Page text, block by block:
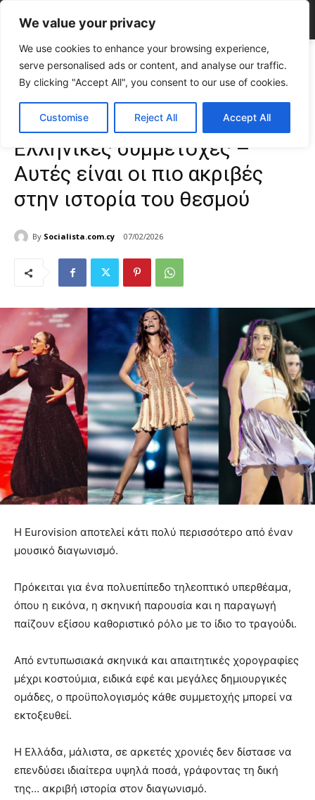
We value your privacy
We use cookies to enhance your browsing experience,
serve personalised ads or content, and analyse our traffic.
By clicking "Accept All", you consent to our use of cookies.
Customise Reject All Accept All
Home CELEBRITIES
Eurovision: Πόσο κόστισαν οι Ελληνικές
συμμετοχές – Αυτές είναι οι πιο ακριβές...
Eurovision: Πόσο κόστισαν οι
Ελληνικές συμμετοχές –
Αυτές είναι οι πιο ακριβές
στην ιστορία του θεσμού
By Socialista.com.cy 07/02/2026
Η Eurovision αποτελεί κάτι πολύ περισσότερο από έναν
μουσικό διαγωνισμό.
Πρόκειται για ένα πολυεπίπεδο τηλεοπτικό υπερθέαμα,
όπου η εικόνα, η σκηνική παρουσία και η παραγωγή
παίζουν εξίσου καθοριστικό ρόλο με το ίδιο το τραγούδι.
Από εντυπωσιακά σκηνικά και απαιτητικές χορογραφίες
μέχρι κοστούμια, ειδικά εφέ και μεγάλες δημιουργικές
ομάδες, ο προϋπολογισμός κάθε συμμετοχής μπορεί να
εκτοξευθεί.
Η Ελλάδα, μάλιστα, σε αρκετές χρονιές δεν δίστασε να
επενδύσει ιδιαίτερα υψηλά ποσά, γράφοντας τη δική
της… ακριβή ιστορία στον διαγωνισμό.